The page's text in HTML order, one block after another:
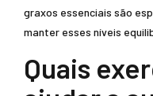
graxos essenciais são
manter esses níveis
Quais